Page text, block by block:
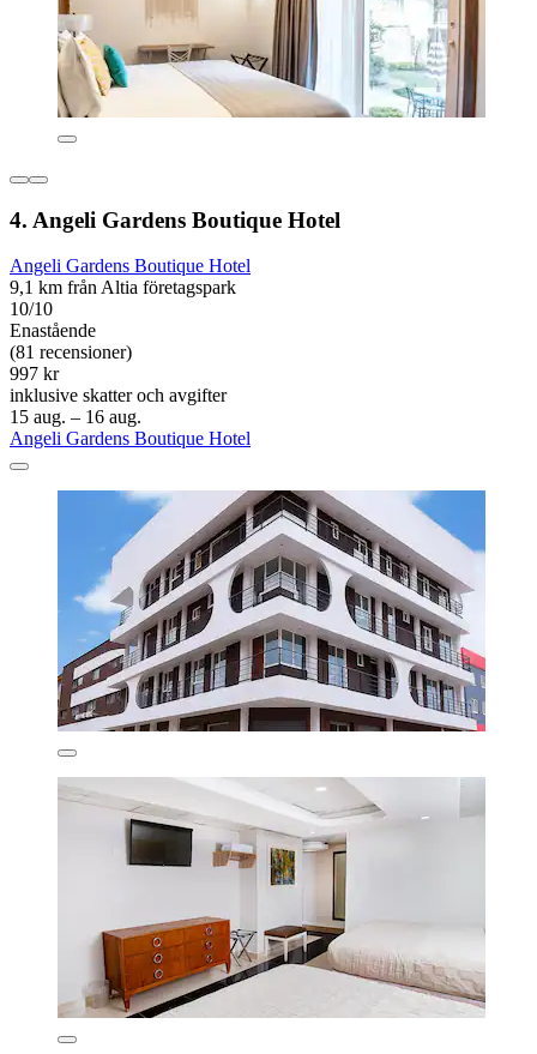
4. Angeli Gardens Boutique Hotel
Angeli Gardens Boutique Hotel
9,1 km från Altia företagspark
10/10
Enastående
(81 recensioner)
997 kr
inklusive skatter och avgifter
15 aug. – 16 aug.
Angeli Gardens Boutique Hotel